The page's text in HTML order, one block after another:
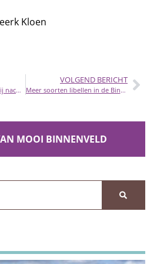
Kloen
Groene Grens is in trek bij nachtvlinders
VOLGEND BERICHT
Meer soorten libellen in de Binnenveldse Hooilanden in 2023
MOOI BINNENVELD